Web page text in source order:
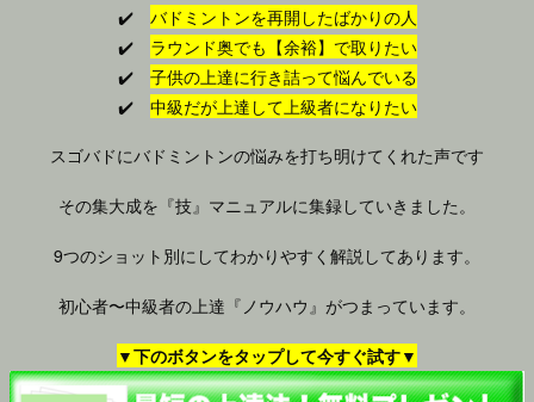
✔️ バドミントンを再開したばかりの人
✔️ ラウンド奥でも【余裕】で取りたい
✔️ 子供の上達に行き詰って悩んでいる
✔️ 中級だが上達して上級者になりたい
スゴバドにバドミントンの悩みを打ち明けてくれた声です
その集大成を『技』マニュアルに集録していきました。
9つのショット別にしてわかりやすく解説してあります。
初心者〜中級者の上達『ノウハウ』がつまっています。
▼下のボタンをタップして今すぐ試す▼